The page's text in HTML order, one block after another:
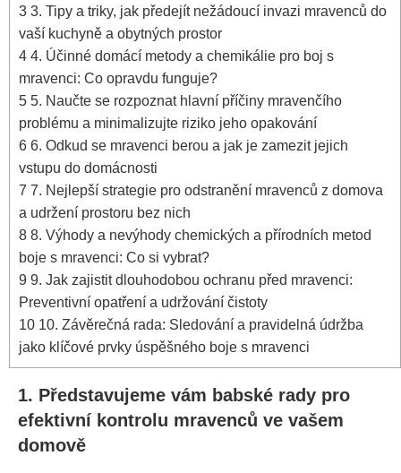
3 3. Tipy a ⁤triky, jak předejít nežádoucí invazi mravenců do
vaší kuchyně​ a ⁢obytných prostor
4 4. Účinné domácí metody a chemikálie⁤ pro boj s‌
mravenci: Co opravdu⁤ funguje?
5 5. Naučte se rozpoznat⁣ hlavní příčiny mravenčího
problému a minimalizujte⁤ riziko jeho‍ opakování
6 6. Odkud ​se mravenci berou a jak je zamezit ​jejich
vstupu do domácnosti
7 7. Nejlepší⁤ strategie pro odstranění mravenců z domova
a udržení prostoru bez nich
8 8. Výhody a nevýhody chemických a přírodních metod
boje s mravenci: Co si vybrat?
9 9. Jak zajistit dlouhodobou ochranu před mravenci:
Preventivní opatření a udržování čistoty
10 10. Závěrečná rada: Sledování a ⁣pravidelná údržba
‍jako klíčové prvky úspěšného boje s mravenci
1. Představujeme vám babské rady pro
efektivní‍ kontrolu mravenců ve vašem
domově